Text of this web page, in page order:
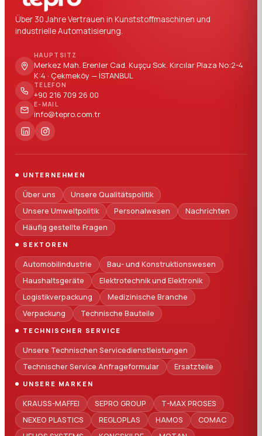
Über 30 Jahre Vertrauen in Kunststoffmaschinen und
industrielle Automatisierung.
HAUPTSITZ
Merkez Mah. Erenler Cad. Kuşçu Sok. Kırcılar Plaza No:2-4
K:4 · Çekmeköy — İSTANBUL
TELEFON
+90 216 709 26 00
E-MAIL
info@tepro.com.tr
UNTERNEHMEN
Über uns
Unsere Qualitätspolitik
Unsere Umweltpolitik
Personalwesen
Nachrichten
Häufig gestellte Fragen
SEKTOREN
Automobilindustrie
Bau- und Konstruktionswesen
Haushaltsgeräte
Elektrotechnik und Elektronik
Logistikverpackung
Medizinische Branche
Verpackung
Technische Bauteile
TECHNISCHER SERVICE
Unsere Technischen Servicedienstleistungen
Technischer Service Anfrageformular
Ersatzteile
UNSERE MARKEN
KRAUSS-MAFFEI SEPRO GROUP
T-MAX PROSES
NEXEO PLASTICS
REGLOPLAS HAMOS
COMAC